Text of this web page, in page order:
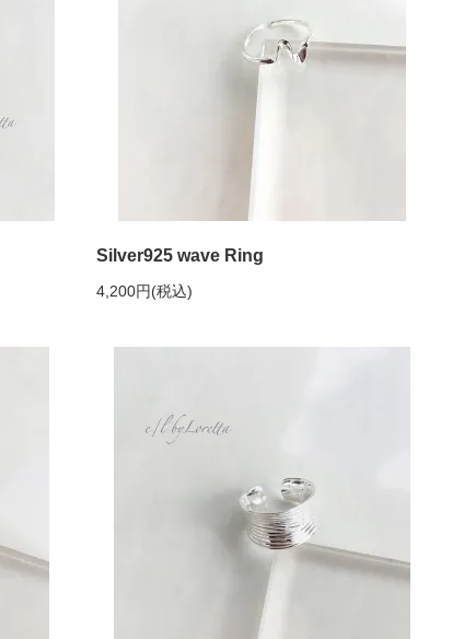
Silver925 wave Ring
4,200円(税込)